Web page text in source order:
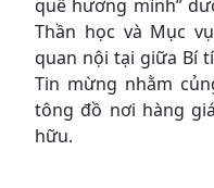
quê hương mình”
Thần học và Mục
quan nội tại giữa Bí
Tin mừng nhằm
tông đồ nơi hàng
hữu.